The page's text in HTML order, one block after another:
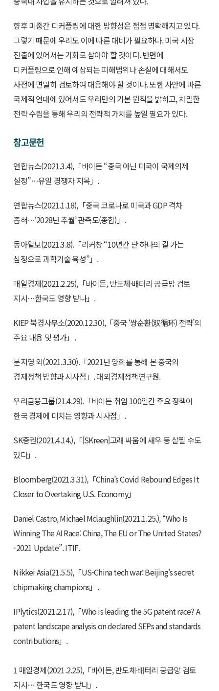
향후 미중간 디커플링에 대한 방향성은 점점 명확해지고 있다.
그렇기 때문에 우리도 이에 따른 대비가 필요하다. 미국 시장
진출에 있어서는 기회로 삼아야 할 것이다. 반면에
디커플링으로 인해 예상되는 피해범위나 손실에 대해서도
사전에 면밀히 검토하여 대응해야 할 것이다. 또한 사안에 따른
국제적 연대에 있어서도 우리만의 기본 원칙을 밝히고, 치밀한
전략 수립을 통해 우리의 전략적 가치를 높일 필요가 있다.
참고문헌
연합뉴스(2021.3.4),「바이든 “중국 아닌 미국이 국제의제
설정”…유일 경쟁자 지목」.
연합뉴스(2021.1.18),「중국 코로나로 미국과 GDP 격차
좁혀…‘2028년 추월’ 관측도(종합)」.
동아일보(2021.3.8).「리커창 “10년간 단 하나의 칼 가는
심정으로 과학기술 육성”」.
매일경제(2021.2.25),「바이든, 반도체·배터리 공급망 검토
지시…한국도 영향 받나」.
KIEP 북경사무소(2020.12.30),「중국 ‘쌍순환(双循环) 전략’의
주요 내용 및 평가」.
문지영 외(2021.3.30).「2021년 양회를 통해 본 중국의
경제정책 방향과 시사점」. 대외경제정책연구원.
우리금융그룹(21.4.29).「바이든 취임 100일간 주요 정책이
한국 경제에 미치는 영향과 시사점」.
SK증권(2021.4.14.),「[SKreen]고래 싸움에 새우 등 살찔 수도
있다」.
Bloomberg(2021.3.31),「China’s Covid Rebound Edges It
Closer to Overtaking U.S. Economy」
Daniel Castro, Michael Mclaughlin(2021.1.25.), “Who Is
Winning The AI Race: China, The EU or The United States?
-2021 Update”. ITIF.
Nikkei Asia(21.5.5),「US-China tech war: Beijing’s secret
chipmaking champions」.
IPlytics(2021.2.17),「Who is leading the 5G patent race? A
patent landscape analysis on declared SEPs and standards
contributions」.
1 매일경제(2021.2.25),「바이든, 반도체·배터리 공급망 검토
지시… 한국도 영향 받나」.